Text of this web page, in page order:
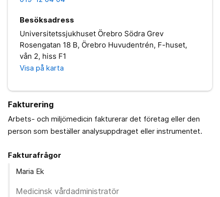
Besöksadress
Universitetssjukhuset Örebro Södra Grev
Rosengatan 18 B, Örebro Huvudentrén, F-huset,
vån 2, hiss F1
Visa på karta
Fakturering
Arbets- och miljömedicin fakturerar det företag eller den
person som beställer analysuppdraget eller instrumentet.
Fakturafrågor
Maria Ek
Medicinsk vårdadministratör